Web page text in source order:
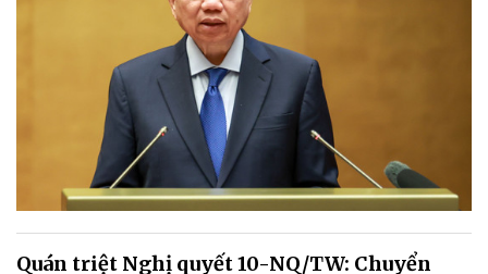
Quán triệt Nghị quyết 10-NQ/TW: Chuyển